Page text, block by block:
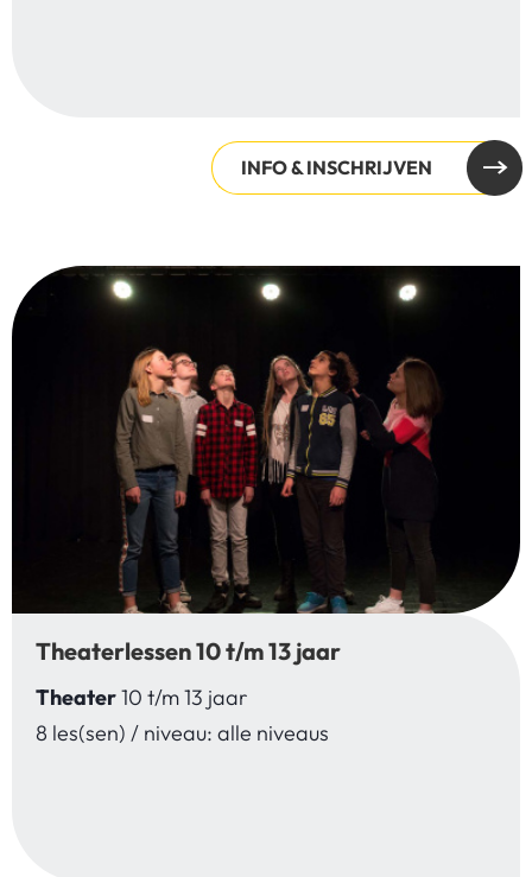
INFO & INSCHRIJVEN
Theaterlessen 10 t/m 13 jaar
Theater10 t/m 13 jaar
8 les(sen) / niveau: alle niveaus